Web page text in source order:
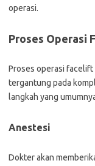
operasi.
Proses Operasi
Proses operasi facelift
tergantung pada
langkah yang
Anestesi
Dokter akan